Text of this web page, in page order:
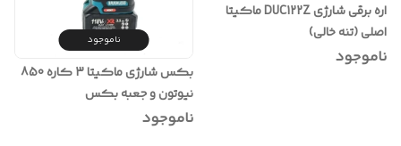
اره برقی شارژی DUC122Z ماکیتا
اصلی (تنه خالی)
ناموجود
ناموجود
بکس شارژی ماکیتا 3 کاره 850
نیوتون و جعبه بکس
مدل850N_118V (آکبند)
ناموجود